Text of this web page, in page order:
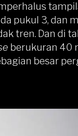
pukul 3, dan
tren. Dan di
berukuran 40
besar